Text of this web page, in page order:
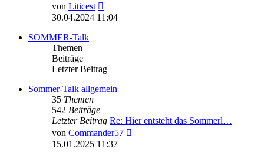
von Liticest
Beitrag
30.04.2024 11:04
SOMMER-Talk
Themen
Beiträge
Letzter Beitrag
Sommer-Talk allgemein
35 Themen
542 Beiträge
Letzter Beitrag Re: Hier entsteht das Sommerl…
von Commander57
15.01.2025 11:37